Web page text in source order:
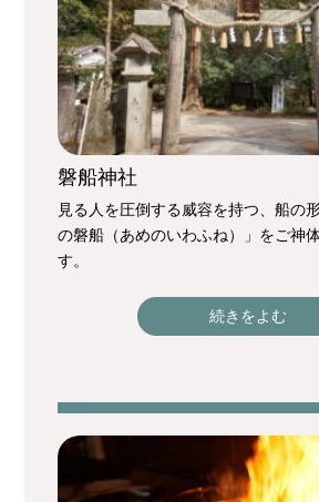
磐船神社
見る人を圧倒する威容を持つ、船の
の磐船（あめのいわふね）」をご神
す。
続きをよむ